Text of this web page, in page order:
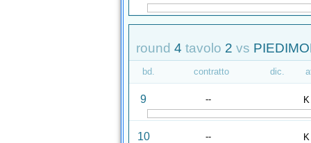
round 4 tavolo 2 vs
bd. contratto dic.
9 -- K
10 -- K